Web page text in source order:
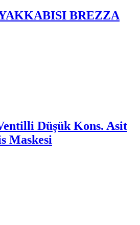
BREZZA
Düşük Kons. Asit
Maskesi